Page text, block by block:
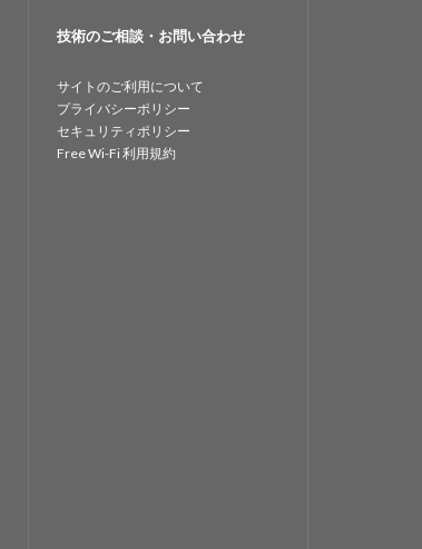
技術のご相談・お問い合わせ
サイトのご利用について
プライバシーポリシー
セキュリティポリシー
Free Wi-Fi 利用規約